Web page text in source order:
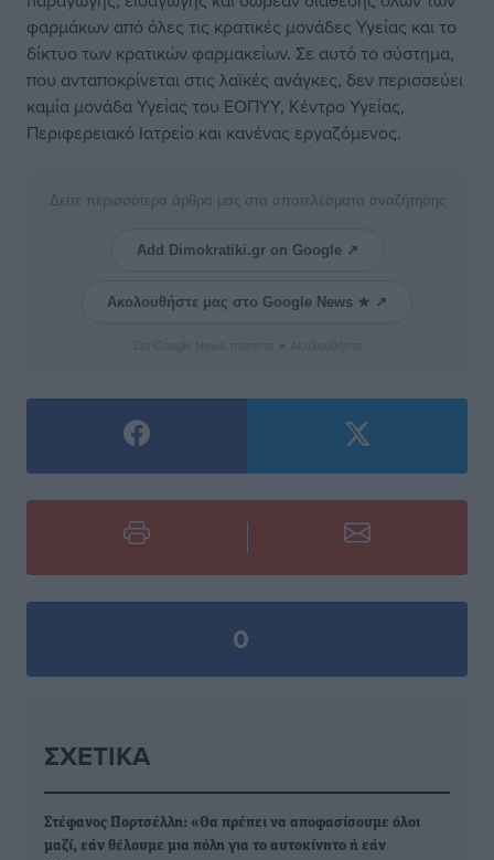
φαρμάκων από όλες τις κρατικές μονάδες Υγείας και το
δίκτυο των κρατικών φαρμακείων. Σε αυτό το σύστημα,
που ανταποκρίνεται στις λαϊκές ανάγκες, δεν περισσεύει
καμία μονάδα Υγείας του ΕΟΠΥΥ, Κέντρο Υγείας,
Περιφερειακό Ιατρείο και κανένας εργαζόμενος.
Δείτε περισσότερα άρθρα μας στα αποτελέσματα αναζήτησης
Add Dimokratiki.gr on Google ↗
Ακολουθήστε μας στο Google News ★ ↗
0
ΣΧΕΤΙΚΆ
Στέφανος Πορτσέλλη: «Θα πρέπει να αποφασίσουμε όλοι
μαζί, εάν θέλουμε μια πόλη για το αυτοκίνητο ή εάν